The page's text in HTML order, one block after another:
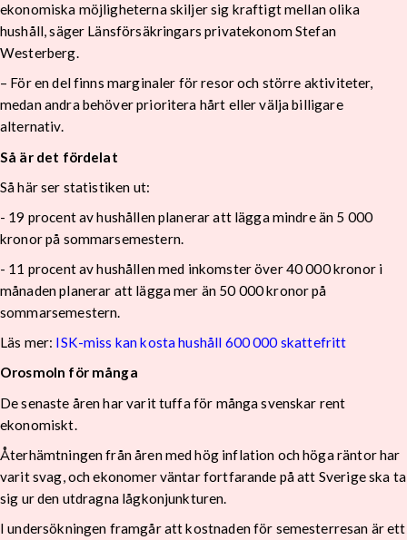
ekonomiska möjligheterna skiljer sig kraftigt mellan olika
hushåll, säger Länsförsäkringars privatekonom Stefan
Westerberg.
– För en del finns marginaler för resor och större aktiviteter,
medan andra behöver prioritera hårt eller välja billigare
alternativ.
Så är det fördelat
Så här ser statistiken ut:
- 19 procent av hushållen planerar att lägga mindre än 5 000
kronor på sommarsemestern.
- 11 procent av hushållen med inkomster över 40 000 kronor i
månaden planerar att lägga mer än 50 000 kronor på
sommarsemestern.
Läs mer: ISK-miss kan kosta hushåll 600 000 skattefritt
Orosmoln för många
De senaste åren har varit tuffa för många svenskar rent
ekonomiskt.
Återhämtningen från åren med hög inflation och höga räntor har
varit svag, och ekonomer väntar fortfarande på att Sverige ska ta
sig ur den utdragna lågkonjunkturen.
I undersökningen framgår att kostnaden för semesterresan är ett